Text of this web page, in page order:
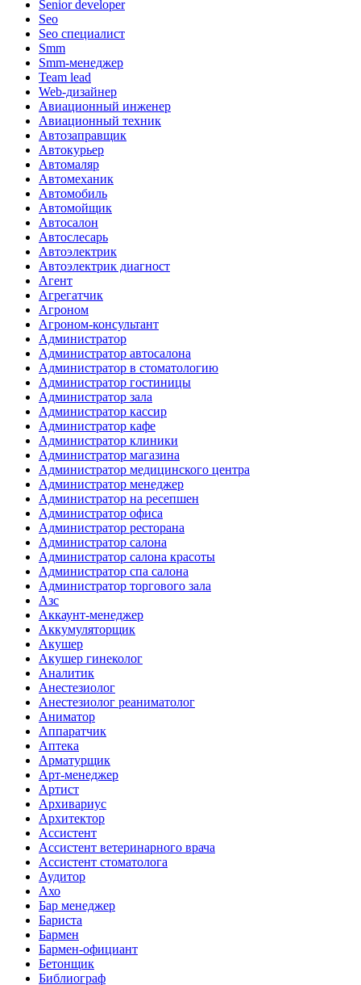
Senior developer
Seo
Seo специалист
Smm
Smm-менеджер
Team lead
Web-дизайнер
Авиационный инженер
Авиационный техник
Автозаправщик
Автокурьер
Автомаляр
Автомеханик
Автомобиль
Автомойщик
Автосалон
Автослесарь
Автоэлектрик
Автоэлектрик диагност
Агент
Агрегатчик
Агроном
Агроном-консультант
Администратор
Администратор автосалона
Администратор в стоматологию
Администратор гостиницы
Администратор зала
Администратор кассир
Администратор кафе
Администратор клиники
Администратор магазина
Администратор медицинского центра
Администратор менеджер
Администратор на ресепшен
Администратор офиса
Администратор ресторана
Администратор салона
Администратор салона красоты
Администратор спа салона
Администратор торгового зала
Азс
Аккаунт-менеджер
Аккумуляторщик
Акушер
Акушер гинеколог
Аналитик
Анестезиолог
Анестезиолог реаниматолог
Аниматор
Аппаратчик
Аптека
Арматурщик
Арт-менеджер
Артист
Архивариус
Архитектор
Ассистент
Ассистент ветеринарного врача
Ассистент стоматолога
Аудитор
Ахо
Бар менеджер
Бариста
Бармен
Бармен-официант
Бетонщик
Библиограф